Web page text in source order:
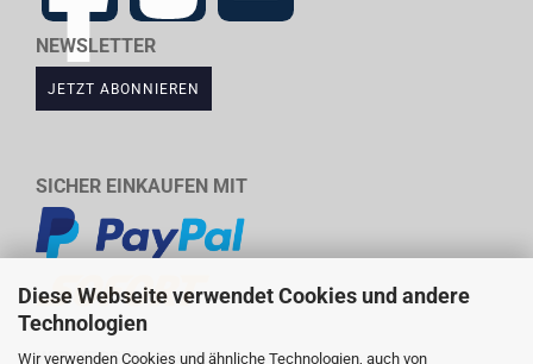
Diese Webseite verwendet Cookies und andere
Technologien
Wir verwenden Cookies und ähnliche Technologien, auch von
NEWSLETTER
JETZT ABONNIEREN
SICHER EINKAUFEN MIT
WIR VERSENDEN MIT